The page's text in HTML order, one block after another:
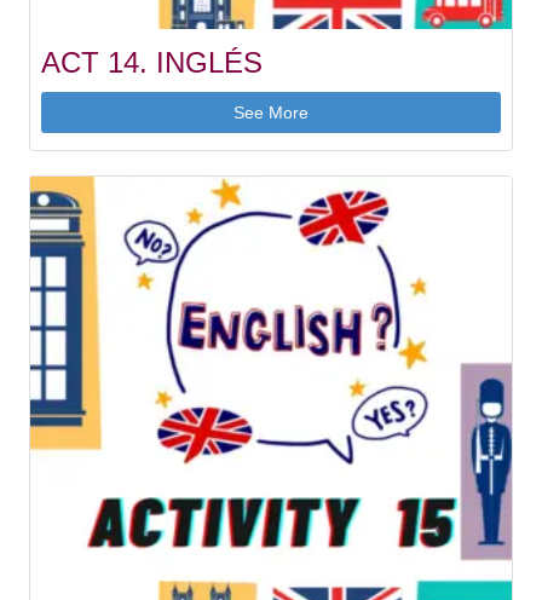
ACT 14. INGLÉS
See More